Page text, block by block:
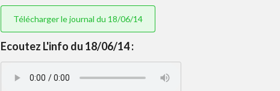
Télécharger le journal du 18/06/14
Ecoutez L'info du 18/06/14 :